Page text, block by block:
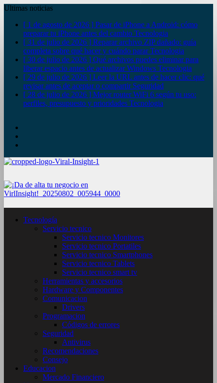
Ultimas noticias
[ 1 de agosto de 2026 ] Pasar de iPhone a Android: cómo
preparar tu iPhone antes del cambio Tecnologia
[ 31 de julio de 2026 ] Reparar archivo ZIP dañado: guía
completa sobre qué hacer y cuándo pararTecnologia
[ 30 de julio de 2026 ] Qué archivos puedes eliminar para
liberar espacio antes de actualizar Windows Tecnologia
[ 29 de julio de 2026 ] Leer la URL antes de hacer clic: qué
revisar antes de aceptar o compartir Seguridad
[ 28 de julio de 2026 ] Mejor router WiFi 6 según tu uso:
perfiles, presupuesto y prioridades Tecnologia
Tecnología
Servicio tecnico
Servicio tecnico Monitores
Servicio tecnico Portatiles
Servicio tecnico Smartphones
Servicio tecnico Tablets
Servicio tecnico smart tv
Herramientas y accesorios
Hardware y Componentes
Comunicacion
Drivers
Programacion
Códigos de errores
Seguridad
Antivirus
Recomendaciones
Consejo
Educacion
Mercado Financiero